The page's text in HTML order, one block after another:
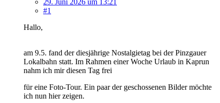
#1
Hallo,
am 9.5. fand der diesjährige Nostalgietag bei der Pinzgauer
Lokalbahn statt. Im Rahmen einer Woche Urlaub in Kaprun
nahm ich mir diesen Tag frei
für eine Foto-Tour. Ein paar der geschossenen Bilder möchte
ich nun hier zeigen.